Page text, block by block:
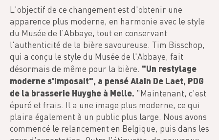
L'objectif de ce changement est d'obtenir une
apparence plus moderne, en harmonie avec le style
du Musée de l'Abbaye, tout en conservant
l'authenticité de la bière savoureuse. Tim Bisschop,
qui a conçu le style du Musée de l'Abbaye, fait
désormais de même pour la bière. "Un restylage
moderne s'imposait", a pensé Alain De Laet, PDG
de la brasserie Huyghe à Melle. "Maintenant, c'est
épuré et frais. Il a une image plus moderne, ce qui
plaira également à un public plus large. Nous avons
commencé le relancement en Belgique, puis dans les